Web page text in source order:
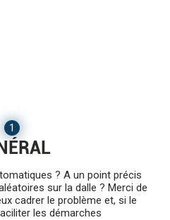
1
? A un point précis
sur la dalle ? Merci de
cadrer le problème et, si le
les démarches